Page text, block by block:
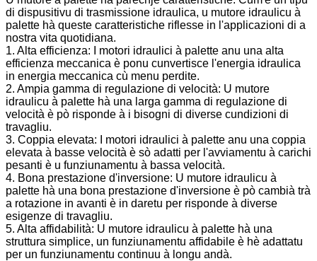
di dispusitivu di trasmissione idraulica, u mutore idraulicu à
palette hà queste caratteristiche riflesse in l'applicazioni di a
nostra vita quotidiana.
1. Alta efficienza: I motori idraulici à palette anu una alta
efficienza meccanica è ponu cunvertisce l'energia idraulica
in energia meccanica cù menu perdite.
2. Ampia gamma di regulazione di velocità: U mutore
idraulicu à palette hà una larga gamma di regulazione di
velocità è pò risponde à i bisogni di diverse cundizioni di
travagliu.
3. Coppia elevata: I motori idraulici à palette anu una coppia
elevata à basse velocità è sò adatti per l'avviamentu à carichi
pesanti è u funziunamentu à bassa velocità.
4. Bona prestazione d'inversione: U mutore idraulicu à
palette hà una bona prestazione d'inversione è pò cambià trà
a rotazione in avanti è in daretu per risponde à diverse
esigenze di travagliu.
5. Alta affidabilità: U mutore idraulicu à palette hà una
struttura simplice, un funziunamentu affidabile è hè adattatu
per un funziunamentu continuu à longu andà.